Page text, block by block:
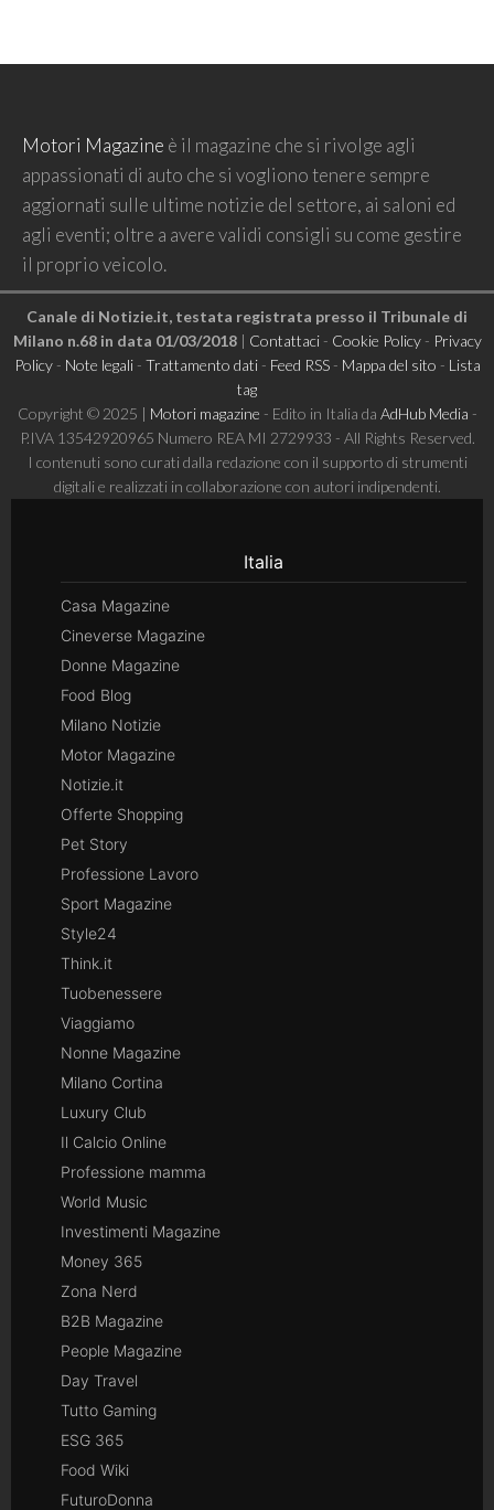
Motori Magazine è il magazine che si rivolge agli
appassionati di auto che si vogliono tenere sempre
aggiornati sulle ultime notizie del settore, ai saloni ed
agli eventi; oltre a avere validi consigli su come gestire
il proprio veicolo.
Canale di Notizie.it, testata registrata presso il Tribunale di
Milano n.68 in data 01/03/2018| Contattaci- Cookie Policy- Privacy
Policy- Note legali- Trattamento dati- Feed RSS- Mappa del sito - Lista
tag
Copyright © 2025 | Motori magazine - Edito in Italia da AdHub Media -
P.IVA 13542920965 Numero REA MI 2729933 - All Rights Reserved.
I contenuti sono curati dalla redazione con il supporto di strumenti
digitali e realizzati in collaborazione con autori indipendenti.
Italia
Casa Magazine
Cineverse Magazine
Donne Magazine
Food Blog
Milano Notizie
Motor Magazine
Notizie.it
Offerte Shopping
Pet Story
Professione Lavoro
Sport Magazine
Style24
Think.it
Tuobenessere
Viaggiamo
Nonne Magazine
Milano Cortina
Luxury Club
Il Calcio Online
Professione mamma
World Music
Investimenti Magazine
Money 365
Zona Nerd
B2B Magazine
People Magazine
Day Travel
Tutto Gaming
ESG 365
Food Wiki
FuturoDonna